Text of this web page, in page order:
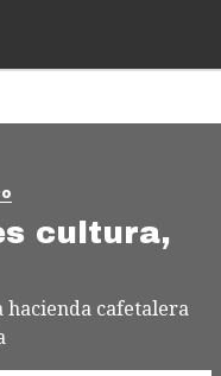
cultura,
hacienda cafetalera